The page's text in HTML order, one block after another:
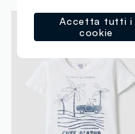
Accetta tutti i
cookie